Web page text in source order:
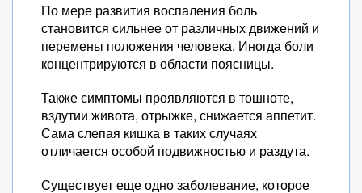
По мере развития воспаления боль
становится сильнее от различных движений и
перемены положения человека. Иногда боли
концентрируются в области поясницы.
Также симптомы проявляются в тошноте,
вздутии живота, отрыжке, снижается аппетит.
Сама слепая кишка в таких случаях
отличается особой подвижностью и раздута.
Существует еще одно заболевание, которое